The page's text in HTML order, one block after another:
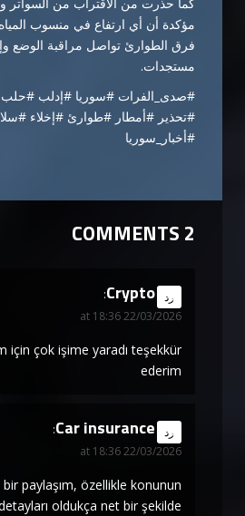
مؤكدة أن أي ارتفاع في منسوب
فرق الطوارئ تواصل مراقبة الوضع
مستجدات.
#صدى_الفرات #سوريا #إدلب #حلب
#تحذير #أمطار #طوارئ #إخلاء
#أخبار_سوريا
2 COMMENTS
Crypto
says:
22/03/2026 at 18:36
رد
için çok işime yaradı teşekkür
ederim
Car insurance
says:
22/03/2026 at 18:36
رد
bir paylaşım, özellikle konunun
oldukça net bir şekilde